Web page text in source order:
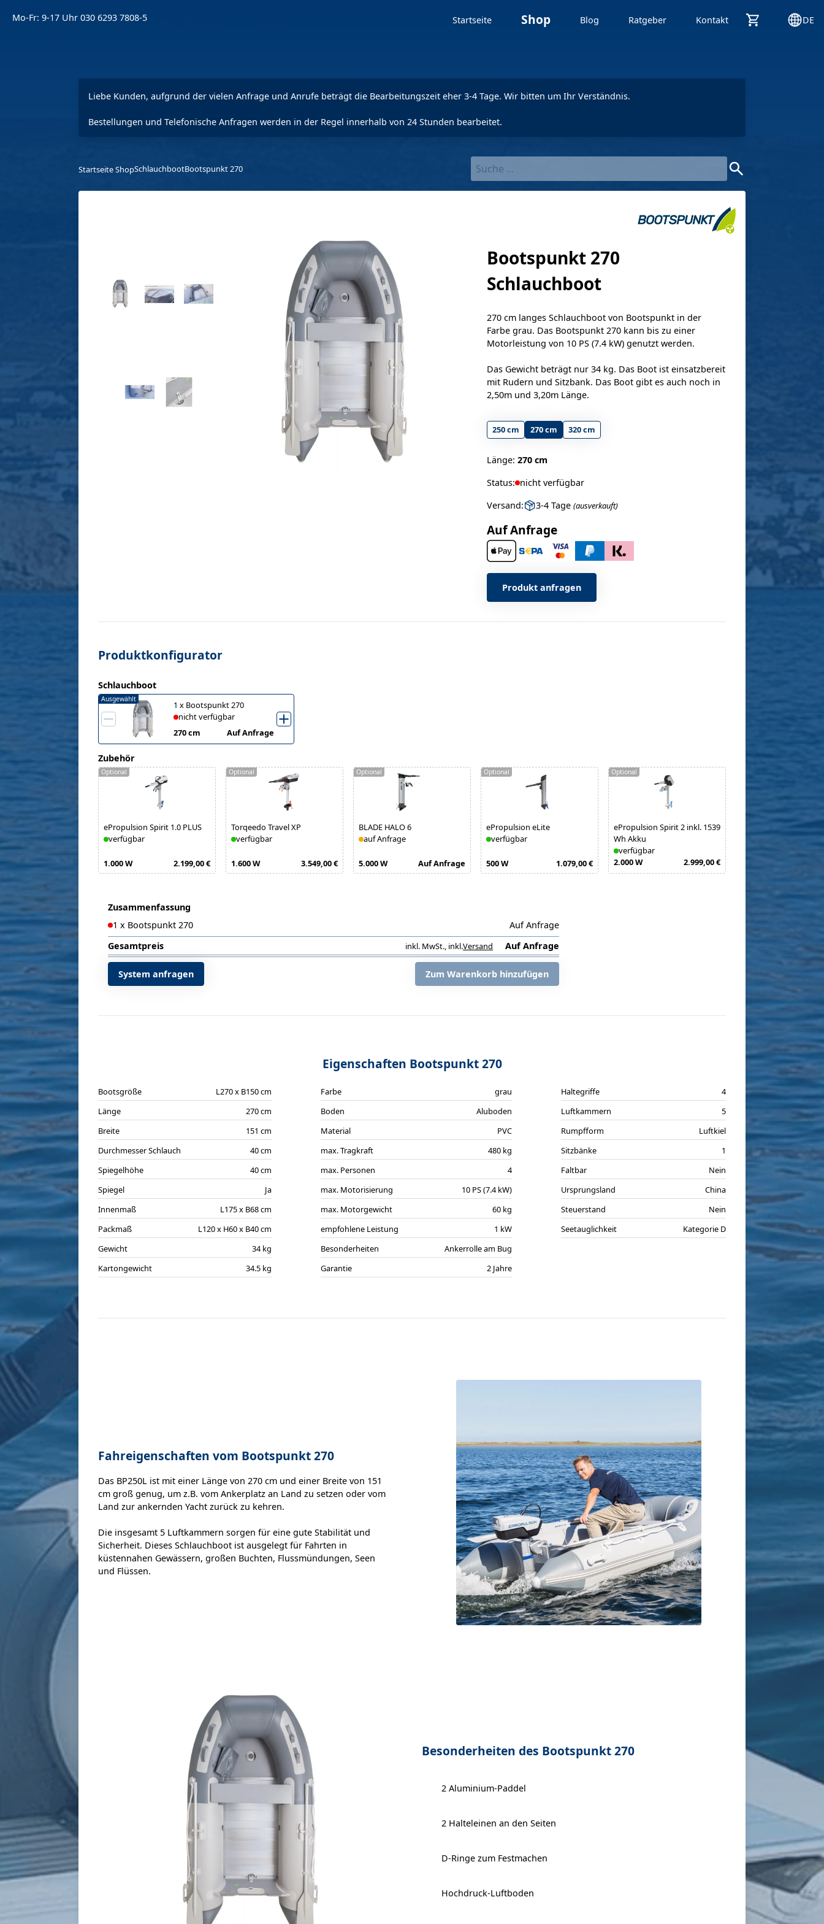
Mo-Fr: 9-17 Uhr 030 6293 7808-5 Startseite Shop Blog Ratgeber Kontakt DE
Liebe Kunden, aufgrund der vielen Anfrage und Anrufe beträgt die Bearbeitungszeit eher 3-4 Tage. Wir bitten um Ihr Verständnis.
Bestellungen und Telefonische Anfragen werden in der Regel innerhalb von 24 Stunden bearbeitet.
Startseite ShopSchlauchbootBootspunkt 270
Bootspunkt 270
Schlauchboot
Länge: 270 cm
Status: nicht verfügbar
Versand:
3-4 Tage (ausverkauft)
Auf Anfrage
Produkt anfragen
270 cm langes Schlauchboot von Bootspunkt in der
Farbe grau. Das Bootspunkt 270 kann bis zu einer
Motorleistung von 10 PS (7.4 kW) genutzt werden.
Das Gewicht beträgt nur 34 kg. Das Boot ist einsatzbereit
mit Rudern und Sitzbank. Das Boot gibt es auch noch in
2,50m und 3,20m Länge.
250 cm 270 cm 320 cm
Produktkonfigurator
Schlauchboot
1 x Bootspunkt 270
nicht verfügbar
270 cm
Auf Anfrage
Ausgewählt
Zubehör
ePropulsion Spirit 1.0 PLUS
verfügbar
1.000 W 2.199,00 €
Optional
Torqeedo Travel XP
verfügbar
1.600 W 3.549,00 €
Optional
BLADE HALO 6
auf Anfrage
5.000 W Auf Anfrage
Optional
ePropulsion eLite
verfügbar
500 W 1.079,00 €
Optional
ePropulsion Spirit 2 inkl. 1539
Wh Akku
verfügbar
2.000 W
2.999,00 €
Optional
Zusammenfassung
1 x Bootspunkt 270
Auf Anfrage
Gesamtpreis
inkl. MwSt., inkl.Versand Auf Anfrage
System anfragen Zum Warenkorb hinzufügen
Eigenschaften Bootspunkt 270
Bootsgröße
L270 x B150 cm
Länge
270 cm
Breite
151 cm
Durchmesser Schlauch
40 cm
Spiegelhöhe
40 cm
Spiegel
Ja
Innenmaß
L175 x B68 cm
Packmaß
L120 x H60 x B40 cm
Gewicht
34 kg
Kartongewicht
34.5 kg
Farbe
grau
Boden
Aluboden
Material
PVC
max. Tragkraft
480 kg
max. Personen
4
max. Motorisierung
10 PS (7.4 kW)
max. Motorgewicht
60 kg
empfohlene Leistung
1 kW
Besonderheiten
Ankerrolle am Bug
Garantie
2 Jahre
Haltegriffe
4
Luftkammern
5
Rumpfform
Luftkiel
Sitzbänke
1
Faltbar
Nein
Ursprungsland
China
Steuerstand
Nein
Seetauglichkeit
Kategorie D
Fahreigenschaften vom Bootspunkt 270
Das BP250L ist mit einer Länge von 270 cm und einer Breite von 151
cm groß genug, um z.B. vom Ankerplatz an Land zu setzen oder vom
Land zur ankernden Yacht zurück zu kehren.
Die insgesamt 5 Luftkammern sorgen für eine gute Stabilität und
Sicherheit. Dieses Schlauchboot ist ausgelegt für Fahrten in
küstennahen Gewässern, großen Buchten, Flussmündungen, Seen
und Flüssen.
Besonderheiten des Bootspunkt 270
2 Aluminium-Paddel
2 Halteleinen an den Seiten
D-Ringe zum Festmachen
Hochdruck-Luftboden